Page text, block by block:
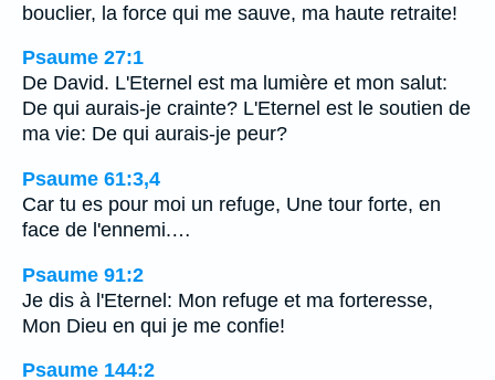
bouclier, la force qui me sauve, ma haute retraite!
Psaume 27:1
De David. L'Eternel est ma lumière et mon salut:
De qui aurais-je crainte? L'Eternel est le soutien de
ma vie: De qui aurais-je peur?
Psaume 61:3,4
Car tu es pour moi un refuge, Une tour forte, en
face de l'ennemi.…
Psaume 91:2
Je dis à l'Eternel: Mon refuge et ma forteresse,
Mon Dieu en qui je me confie!
Psaume 144:2